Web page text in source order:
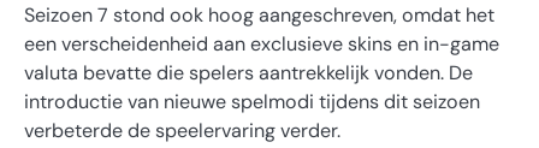
Seizoen 7 stond ook hoog aangeschreven, omdat het
een verscheidenheid aan exclusieve skins en in-game
valuta bevatte die spelers aantrekkelijk vonden. De
introductie van nieuwe spelmodi tijdens dit seizoen
verbeterde de speelervaring verder.